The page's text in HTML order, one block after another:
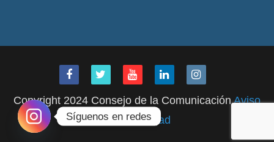
Copyright 2024 Consejo de la ComunicaciónAviso
de Privacidad
Síguenos en redes